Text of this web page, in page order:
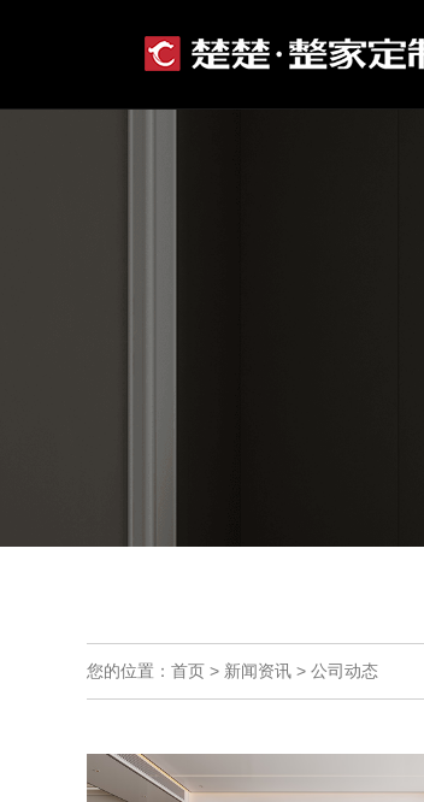
您的位置：首页 > 新闻资讯 > 公司动态